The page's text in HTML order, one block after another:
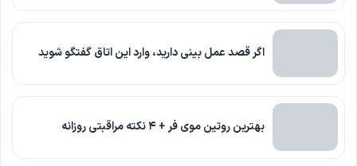
اگر قصد عمل بینی دارید، وارد این اتاق گفتگو شوید
بهترین روتین موی فر + ۴ نکته مراقبتی روزانه